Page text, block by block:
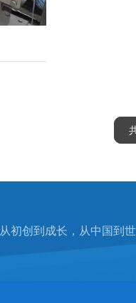
从初创到成长，从中国到